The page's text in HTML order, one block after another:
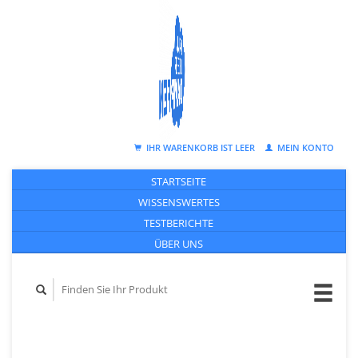
IHR WARENKORB IST LEER MEIN KONTO
STARTSEITE
WISSENSWERTES
TESTBERICHTE
ÜBER UNS